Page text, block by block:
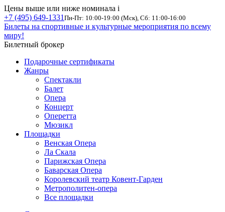
Цены выше или ниже номинала i
+7 (495) 649-1331 Пн-Пт: 10:00-19:00 (Мск), Сб: 11:00-16:00
Билеты на спортивные и культурные мероприятия по всему
миру!
Билетный брокер
Подарочные сертификаты
Жанры
Спектакли
Балет
Опера
Концерт
Оперетта
Мюзикл
Площадки
Венская Опера
Ла Скала
Парижская Опера
Баварская Опера
Королевский театр Ковент-Гарден
Метрополитен-опера
Все площадки